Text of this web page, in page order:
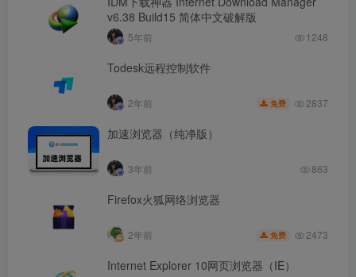
v6.38 Build15 简体中文破解版
5年前 1248
Todesk远程控制软件
2年前 免费 2837
加速浏览器（纯净版）
3年前 863
Firefox火狐网络浏览器
2年前 免费 2473
Internet Explorer 10网页浏览器（IE）